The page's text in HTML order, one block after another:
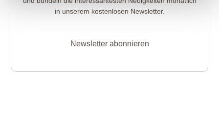
in unserem kostenlosen Newsletter.
Newsletter abonnieren